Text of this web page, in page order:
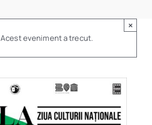
Acest eveniment a trecut.
×